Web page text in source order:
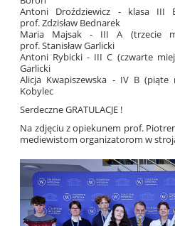
Antoni Droździewicz - klasa III
prof. Zdzisław Bednarek
Maria Majsak - III A (trzecie
prof. Stanisław Garlicki
Antoni Rybicki - III C (czwarte
Garlicki
Alicja Kwapiszewska - IV B (piąte
Kobylec
Serdeczne GRATULACJE !
Na zdjęciu z opiekunem prof.
mediewistom organizatorom w